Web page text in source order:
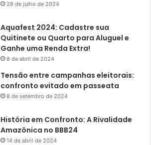
29 de julho de 2024
Aquafest 2024: Cadastre sua
Quitinete ou Quarto para Aluguel e
Ganhe uma Renda Extra!
8 de abril de 2024
Tensão entre campanhas eleitorais:
confronto evitado em passeata
8 de setembro de 2024
História em Confronto: A Rivalidade
Amazônica no BBB24
14 de abril de 2024